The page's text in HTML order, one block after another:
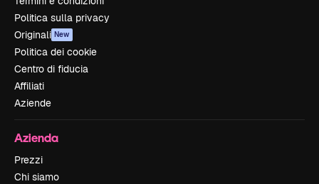
Politica sulla privacy
Originali New
Politica dei cookie
Centro di fiducia
Affiliati
Aziende
Azienda
Prezzi
Chi siamo